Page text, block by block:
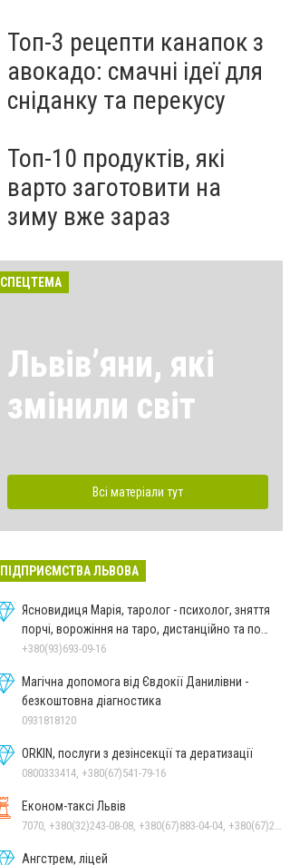
Топ-3 рецепти канапок з
авокадо: смачні ідеї для
сніданку та перекусу
Топ-10 продуктів, які
варто заготовити на
зиму вже зараз
СПЕЦТЕМА
Львівʼяни, які
змінили світ
Всі матеріали тут
ПІДПРИЄМСТВА ЛЬВОВА
Ясновидиця Марія, таролог - психолог, зняття
порчі, ворожіння на таро, дистанційно та по
фото
+380(93)693-09-16
Магічна допомога від Євдокії Данилівни -
безкоштовна діагностика
0931818120
ORKIN, послуги з дезінсекції та дератизації
0800333414, +380(67)541-79-16
Економ-таксі Львів
Ангстрем, ліцей